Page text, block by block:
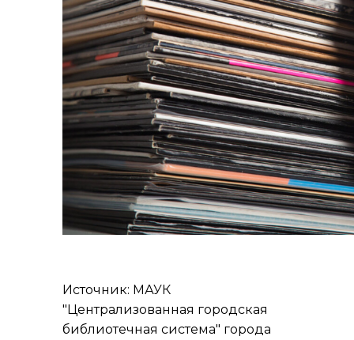
Источник: МАУК
"Централизованная городская
библиотечная система" города